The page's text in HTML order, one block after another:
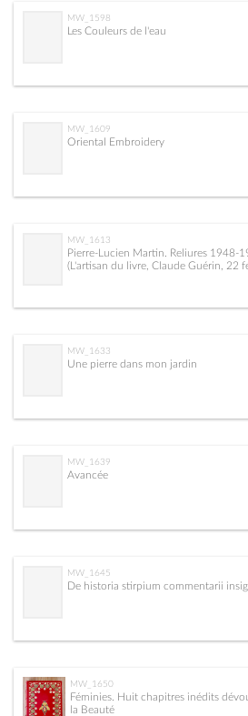
MW_1598
Les Couleurs de l'eau
MW_1609
Oriental Embroidery
MW_1613
Pierre-Lucien Martin. Reliures 1948-
(L'artisan du livre, Claude Guérin, 22
MW_1633
Une pierre dans mon jardin
MW_1639
Avancée
MW_1645
De historia stirpium commentarii
MW_1650
Féminies. Huit chapitres inédits
la Beauté